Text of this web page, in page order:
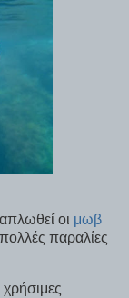
οι μωβ
παραλίες
χρήσιμες